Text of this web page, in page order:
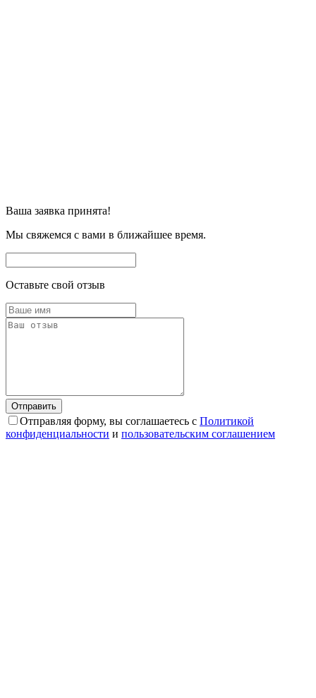
Ваша заявка принята!
Мы свяжемся с вами в ближайшее время.
Оставьте свой отзыв
Отправляя форму, вы соглашаетесь с Политикой
конфиденциальности и пользовательским соглашением